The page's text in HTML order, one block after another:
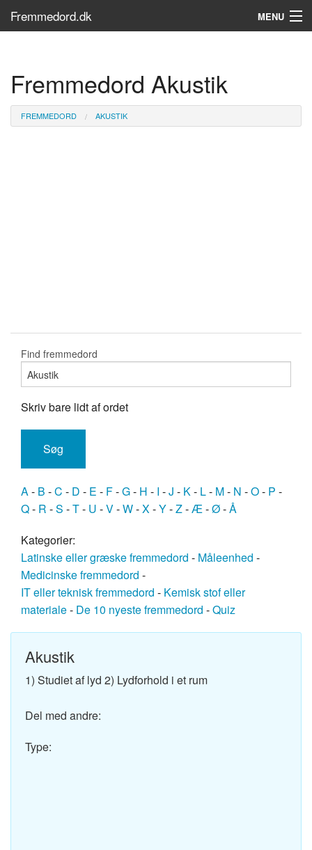
Fremmedord.dk MENU
Søg...
Find bøger
Fremmedord Akustik
FREMMEDORD AKUSTIK
Find fremmedord
Skriv bare lidt af ordet
A- B -C - D - E - F-G- H - I -J - K- L- M- N -O- P -
Q- R -S -T- U -V-W-X-Y-Z-Æ-Ø-Å
Kategorier:
Latinske eller græske fremmedord - Måleenhed -
Medicinske fremmedord -
IT eller teknisk fremmedord - Kemisk stof eller
materiale- De 10 nyeste fremmedord -Quiz
Akustik
1) Studiet af lyd 2) Lydforhold i et rum
Del med andre:
Type: